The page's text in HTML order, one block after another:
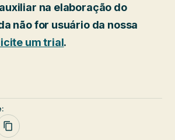
na elaboração do
não for usuário da nossa
um trial.